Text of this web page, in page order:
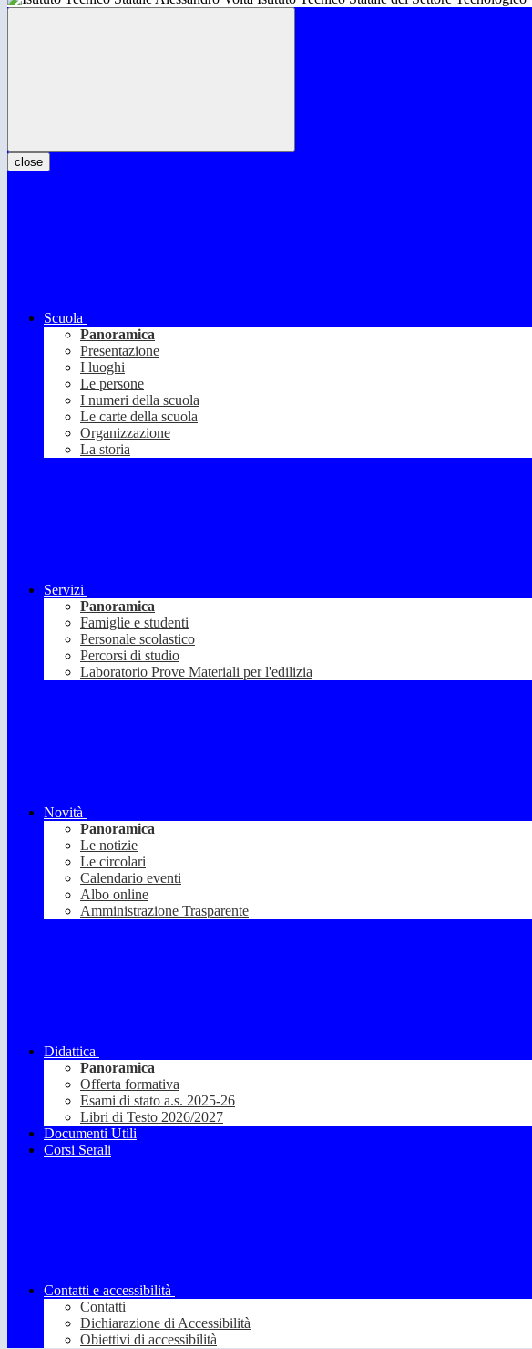
close
Scuola
Panoramica
Presentazione
I luoghi
Le persone
I numeri della scuola
Le carte della scuola
Organizzazione
La storia
Servizi
Panoramica
Famiglie e studenti
Personale scolastico
Percorsi di studio
Laboratorio Prove Materiali per l'edilizia
Novità
Panoramica
Le notizie
Le circolari
Calendario eventi
Albo online
Amministrazione Trasparente
Didattica
Panoramica
Offerta formativa
Esami di stato a.s. 2025-26
Libri di Testo 2026/2027
Documenti Utili
Corsi Serali
Contatti e accessibilità
Contatti
Dichiarazione di Accessibilità
Obiettivi di accessibilità